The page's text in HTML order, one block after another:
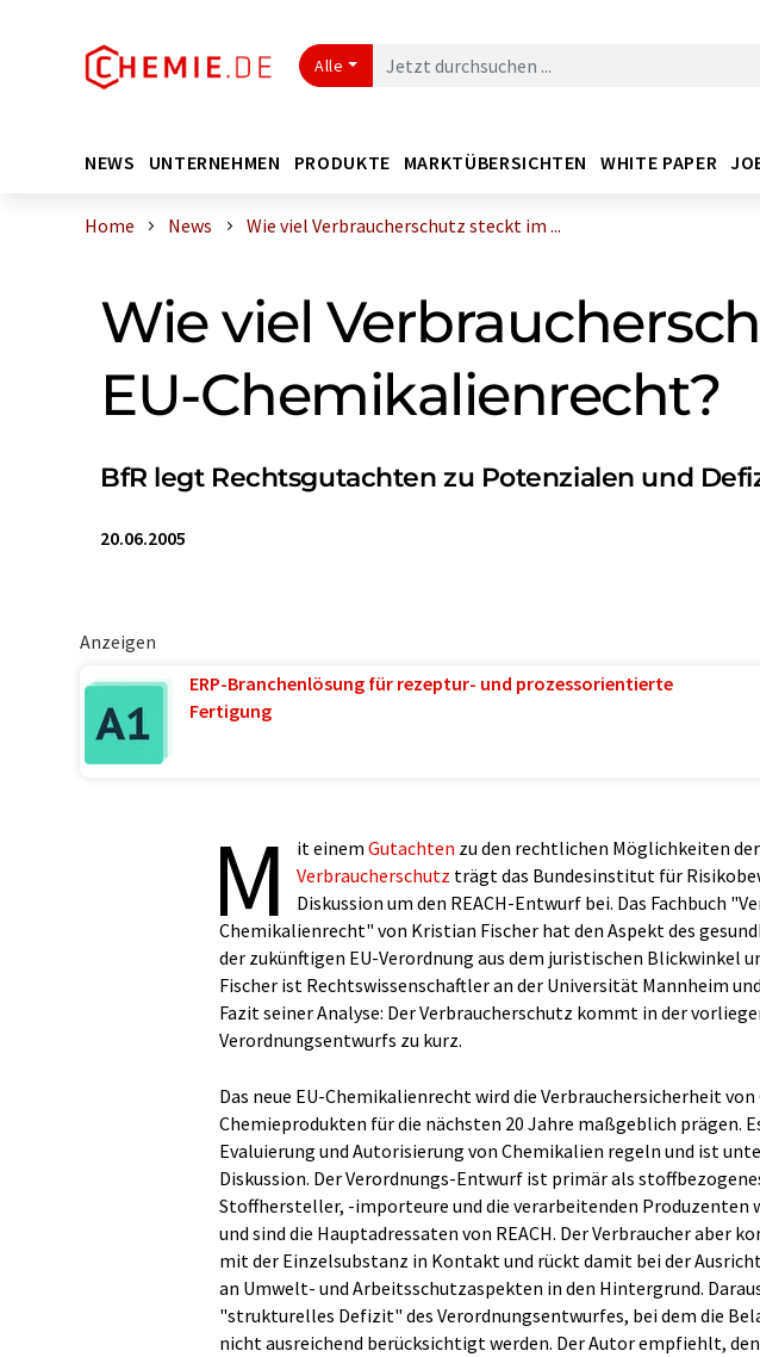
Alle
NEWS UNTERNEHMEN PRODUKTE MARKTÜBERSICHTEN WHITE PAPER
Home News Wie viel Verbraucherschutz steckt im ...
Wie viel
EU-Chemikalienrecht?
BfR legt Rechtsgutachten zu Potenzialen und
20.06.2005
Anzeigen
ERP-Branchenlösung für rezeptur- und prozessorientierte
Fertigung
M it einem Gutachten zu den rechtlichen Möglichkeiten
Verbraucherschutz trägt das Bundesinstitut für
Diskussion um den REACH-Entwurf bei. Das Fachbuch
Chemikalienrecht" von Kristian Fischer hat den Aspekt des
der zukünftigen EU-Verordnung aus dem juristischen Blickwinkel
Fischer ist Rechtswissenschaftler an der Universität Mannheim
Fazit seiner Analyse: Der Verbraucherschutz kommt in der
Verordnungsentwurfs zu kurz.
Das neue EU-Chemikalienrecht wird die Verbrauchersicherheit
Chemieprodukten für die nächsten 20 Jahre maßgeblich prägen.
Evaluierung und Autorisierung von Chemikalien regeln und ist
Diskussion. Der Verordnungs-Entwurf ist primär als
Stoffhersteller, -importeure und die verarbeitenden Produzenten
und sind die Hauptadressaten von REACH. Der Verbraucher aber
mit der Einzelsubstanz in Kontakt und rückt damit bei der
an Umwelt- und Arbeitsschutzaspekten in den Hintergrund.
"strukturelles Defizit" des Verordnungsentwurfes, bei dem die
nicht ausreichend berücksichtigt werden. Der Autor empfiehlt,